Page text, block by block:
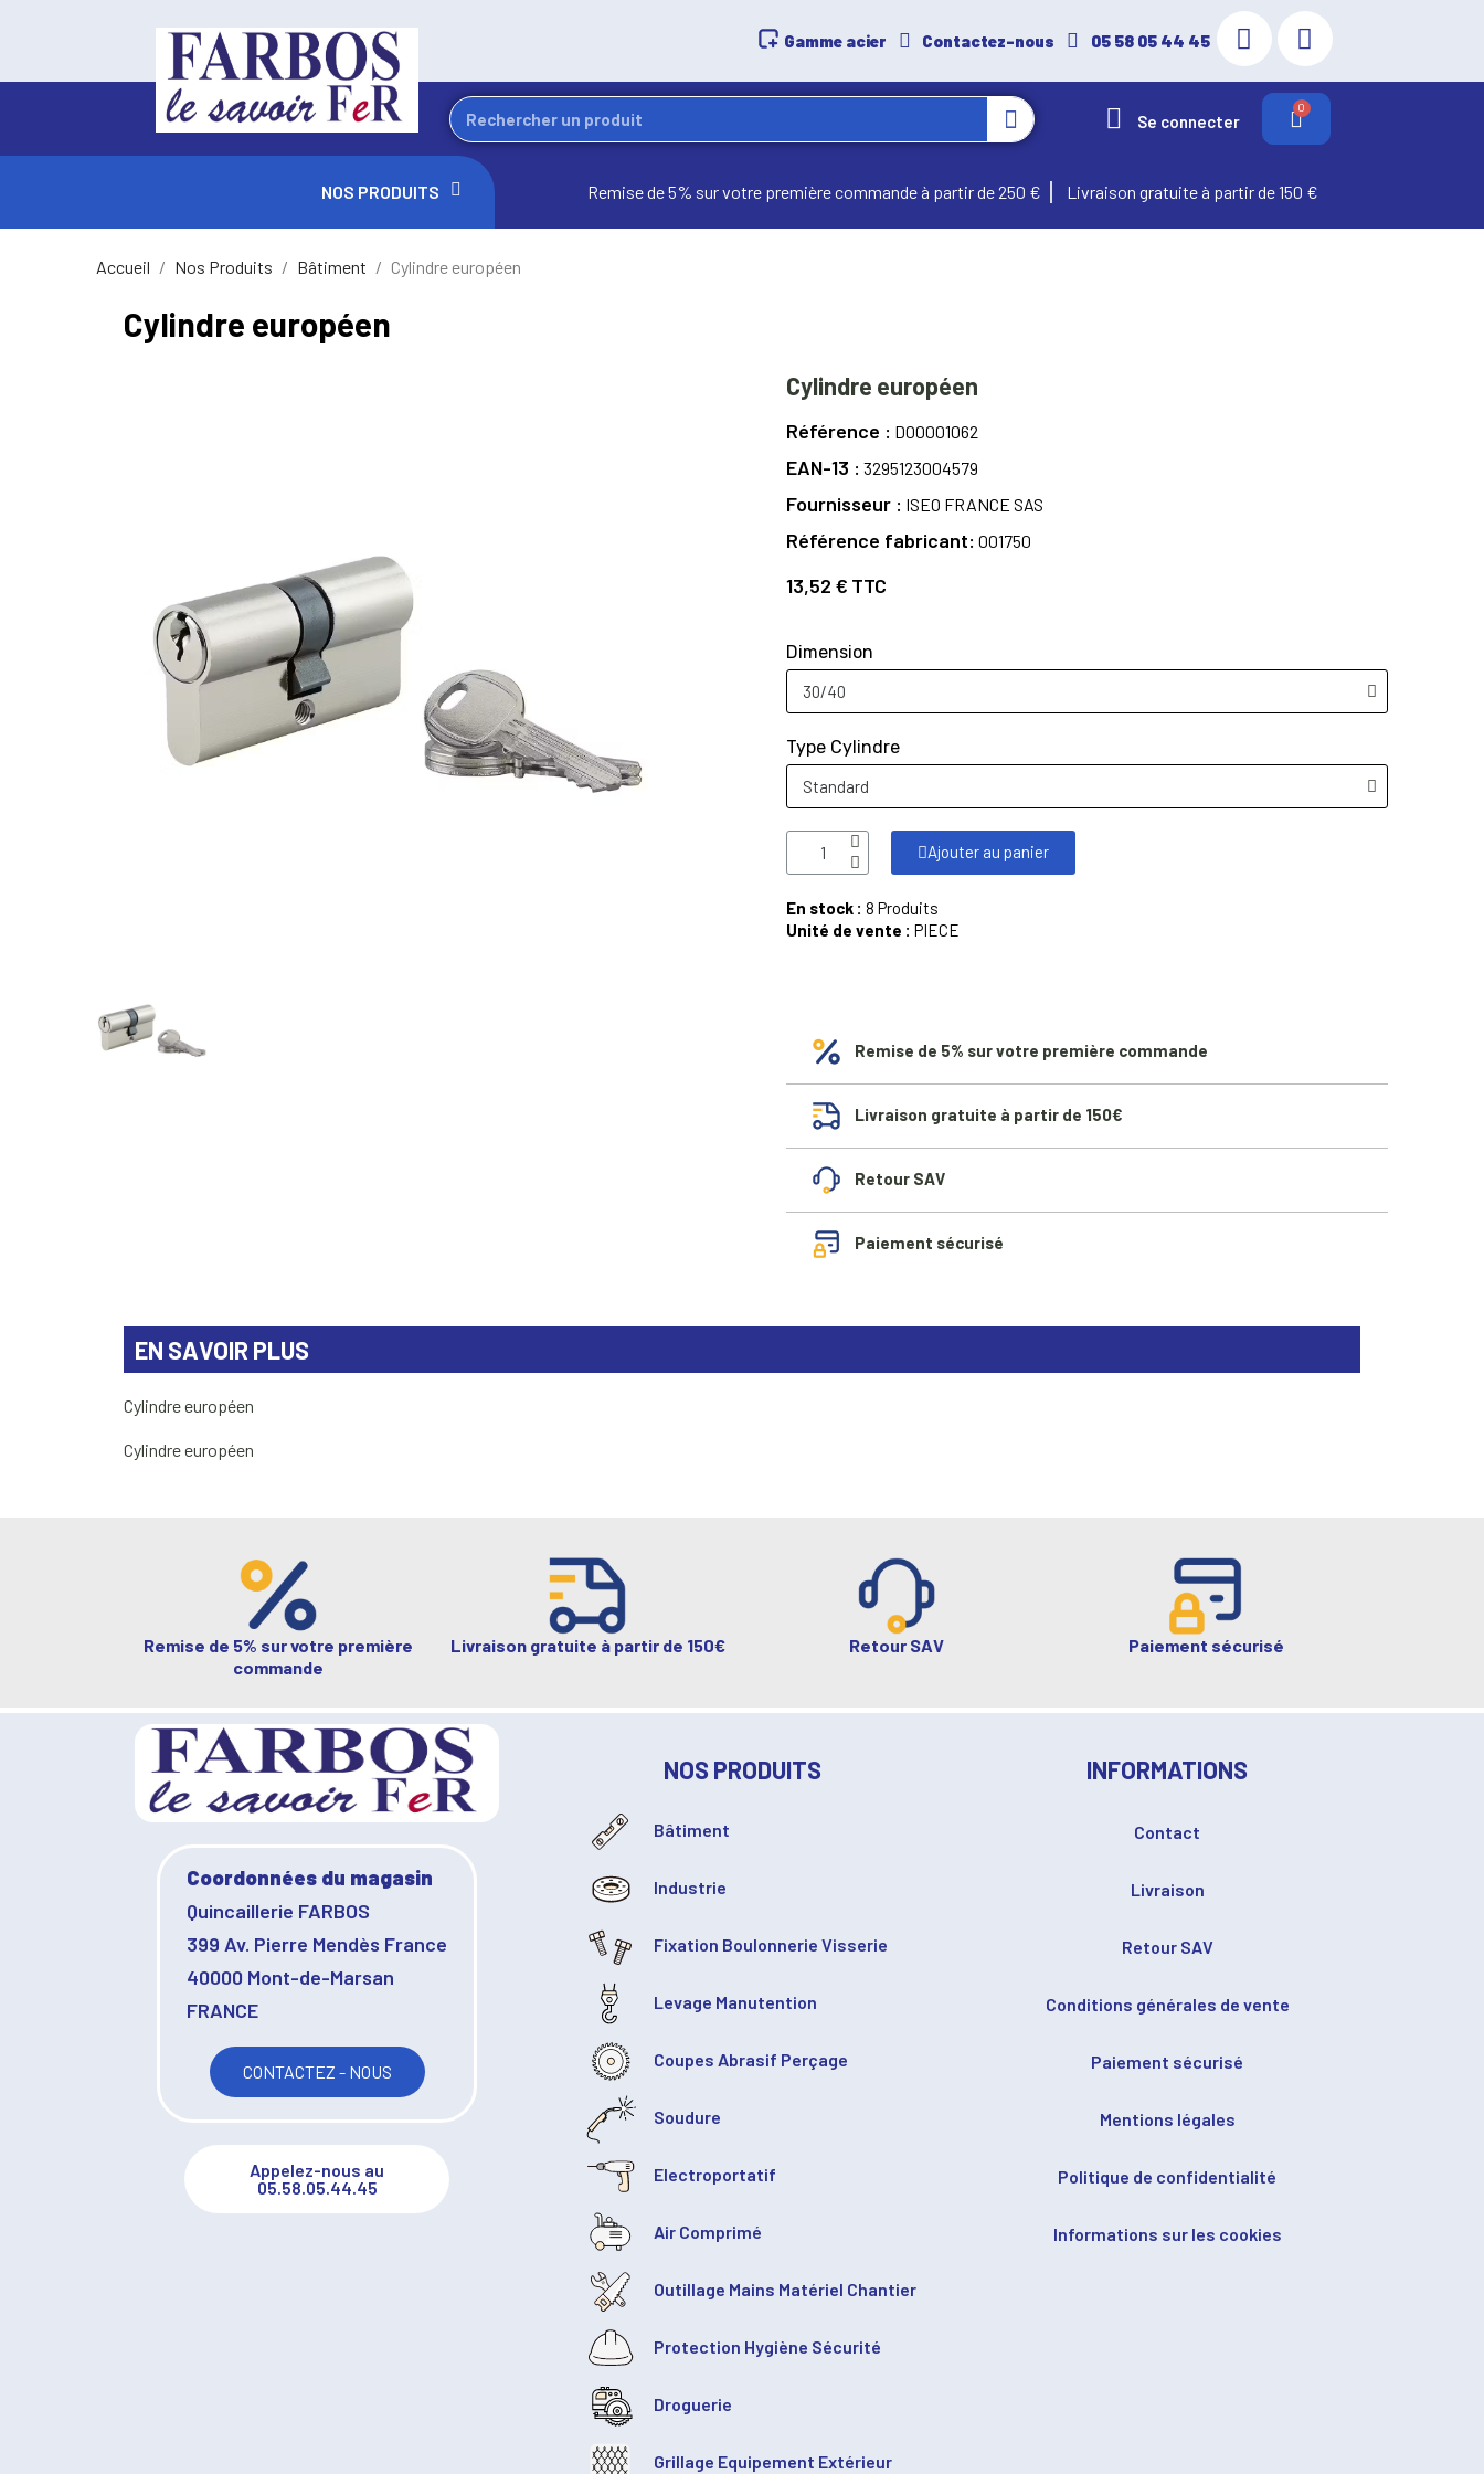
Gamme acier Contactez-nous 05 58 05 44 45
Se connecter
NOS PRODUITS Remise de 5% sur votre première commande à partir de 250 € Livraison gratuite à partir de 150 €
Accueil Nos Produits Bâtiment Cylindre européen
Cylindre européen
Cylindre européen
Référence D00001062
EAN-13 3295123004579
Fournisseur ISEO FRANCE SAS
Référence fabricant 001750
13,52 € TTC
Dimension
Type Cylindre
Ajouter au panier
En stock : 8 Produits
Unité de vente : PIECE
Remise de 5% sur votre première commande
Livraison gratuite à partir de 150€
Retour SAV
Paiement sécurisé
EN SAVOIR PLUS
Cylindre européen
Cylindre européen
Remise de 5% sur votre première
commande
Livraison gratuite à partir de 150€ Retour SAV Paiement sécurisé
Coordonnées du magasin
Quincaillerie FARBOS
399 Av. Pierre Mendès France
40000 Mont-de-Marsan
FRANCE
CONTACTEZ - NOUS
Appelez-nous au
05.58.05.44.45
NOS PRODUITS
Bâtiment
Industrie
Fixation Boulonnerie Visserie
Levage Manutention
Coupes Abrasif Perçage
Soudure
Electroportatif
Air Comprimé
Outillage Mains Matériel Chantier
Protection Hygiène Sécurité
Droguerie
Grillage Equipement Extérieur
INFORMATIONS
Contact
Livraison
Retour SAV
Conditions générales de vente
Paiement sécurisé
Mentions légales
Politique de confidentialité
Informations sur les cookies